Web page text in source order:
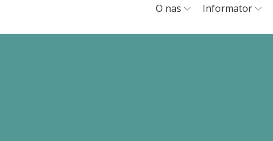
O nas Informator